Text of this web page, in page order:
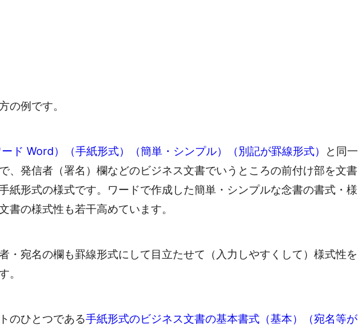
の例です。
ド Word）（手紙形式）（簡単・シンプル）（別記が罫線形式）
と同一
、発信者（署名）欄などのビジネス文書でいうところの前付け部を文書
紙形式の様式です。ワードで作成した簡単・シンプルな念書の書式・様
書の様式性も若干高めています。
・宛名の欄も罫線形式にして目立たせて（入力しやすくして）様式性を
。
のひとつである手紙形式のビジネス文書の基本書式（基本）（宛名等が